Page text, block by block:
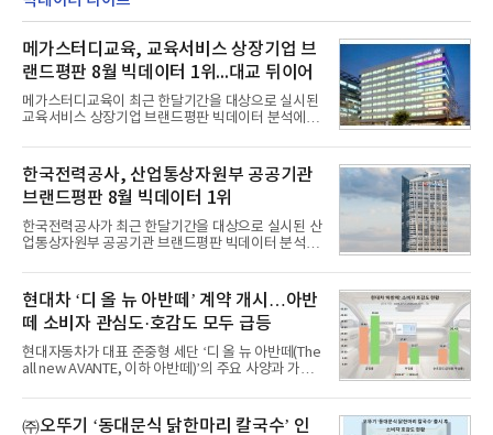
메가스터디교육, 교육서비스 상장기업 브
랜드평판 8월 빅데이터 1위...대교 뒤이어
메가스터디교육이 최근 한달기간을 대상으로 실시된
교육서비스 상장기업 브랜드평판 빅데이터 분석에서
일 한국기업평판연구소(소장 구창환)는 국내 교육서
비스 상장기업 브랜드를 대상으로 지난 7월 7일부터
8월 7일까지 수집된 소비자 빅데이터 10,074,233건
을 분석한 결과, 메가스터디교육이 브랜드평판지수
1,710,926을 기록하며 8월 1위에 올랐다고 밝혔다.
분석에 활용된 빅데이터는 지난 7월(9,491,206건) 대
비 6.14% 증가한 수치로, 교육서비스 상장기업 브랜
디교육, 대교, 디지
한국전력공사, 산업통상자원부 공공기관
브랜드평판 8월 빅데이터 1위
한국전력공사가 최근 한달기간을 대상으로 실시된 산
업통상자원부 공공기관 브랜드평판 빅데이터 분석에
이 순으로 뒤를 이었다.7일 한국기업평판연구소(소장
구창환)는 산업통상자원부 공공기관 41개 브랜드를
대상으로 지난 7월 7일부터 8월 7일까지 수집된 소비
자 빅데이터 91,102,549건을 분석한 결과, 한국전력
공사가 브랜드평판지수 10,670,633을 기록하며 8월
1위에 올랐다고 밝혔다. 분석에 활용된 빅데이터는 지
난 7월(88,893,823건) 대비 2.48% 증가한 수치다.연
수력원자력, 한국석
현대차 ‘디 올 뉴 아반떼’ 계약 개시…아반
떼 소비자 관심도·호감도 모두 급등
현대자동차가 대표 준중형 세단 ‘디 올 뉴 아반떼(The
all new AVANTE, 이하 아반떼)’의 주요 사양과 가격
떼는 6년 만에 선보이는 8세대 완전변경 모델로, ▲정
교한 선과 면을 중심으로 완성한 파격적인 디자인 ▲
㈜오뚜기 ‘동대문식 닭한마리 칼국수’ 인